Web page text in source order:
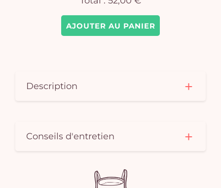
AJOUTER AU PANIER
Description
Conseils d'entretien